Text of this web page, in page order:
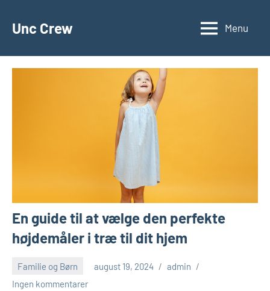
Unc Crew Menu
En guide til at vælge den perfekte
højdemåler i træ til dit hjem
Familie og Børn august 19, 2024
admin
Ingen kommentarer